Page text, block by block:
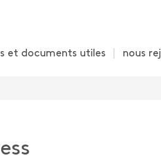
et documents utiles nous